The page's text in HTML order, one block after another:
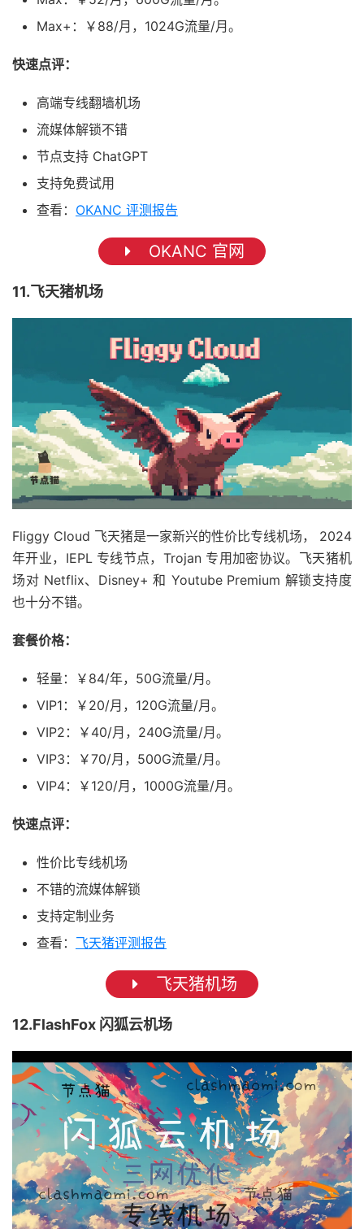
Max+：￥88/月，1024G流量/月。
快速点评：
高端专线翻墙机场
流媒体解锁不错
节点支持 ChatGPT
支持免费试用
查看： OKANC 评测报告
OKANC 官网
11.飞天猪机场
Fliggy Cloud 飞天猪是一家新兴的性价比专线机场， 2024
年开业，IEPL 专线节点，Trojan 专用加密协议。飞天猪机
场对 Netflix、Disney+ 和 Youtube Premium 解锁支持度
也十分不错。
套餐价格：
轻量：￥84/年，50G流量/月。
VIP1：￥20/月，120G流量/月。
VIP2：￥40/月，240G流量/月。
VIP3：￥70/月，500G流量/月。
VIP4：￥120/月，1000G流量/月。
快速点评：
性价比专线机场
不错的流媒体解锁
支持定制业务
查看： 飞天猪评测报告
飞天猪机场
12.FlashFox 闪狐云机场